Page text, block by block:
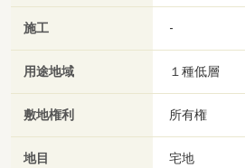
施工 -
用途地域 １種低層
敷地権利 所有権
地目 宅地